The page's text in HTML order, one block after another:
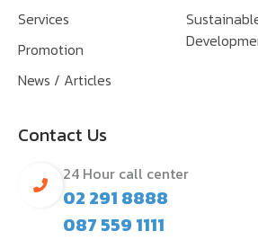
Services
Promotion
News / Articles
Contact Us
24 Hour call center
02 291 8888
087 559 1111